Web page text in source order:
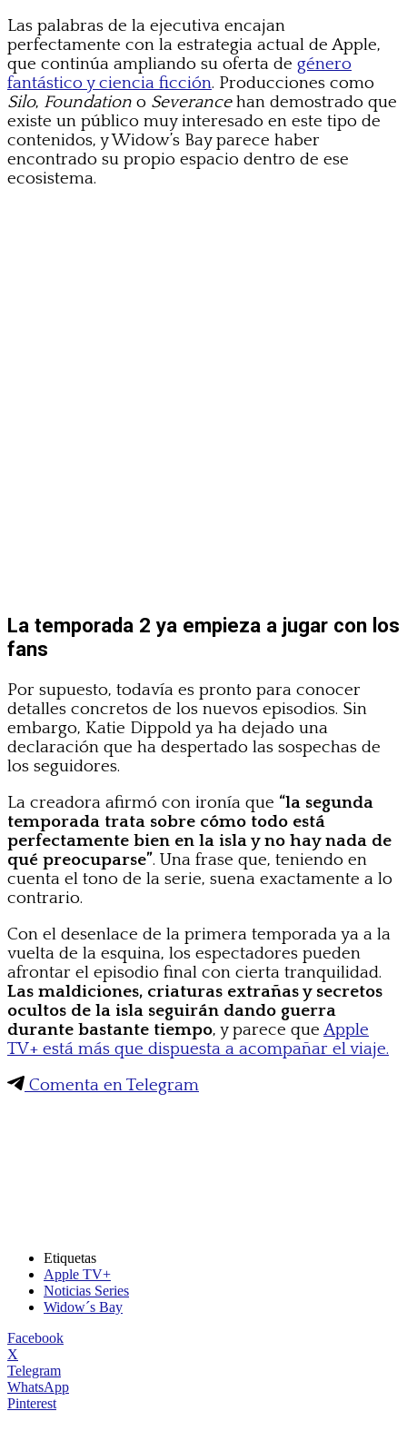
Las palabras de la ejecutiva encajan
perfectamente con la estrategia actual de Apple,
que continúa ampliando su oferta de género
fantástico y ciencia ficción. Producciones como
Silo, Foundation o Severancehan demostrado que
existe un público muy interesado en este tipo de
contenidos, y Widow’s Bay parece haber
encontrado su propio espacio dentro de ese
ecosistema.
La temporada 2 ya empieza a jugar con los
fans
Por supuesto, todavía es pronto para conocer
detalles concretos de los nuevos episodios. Sin
embargo, Katie Dippold ya ha dejado una
declaración que ha despertado las sospechas de
los seguidores.
La creadora afirmó con ironía que “la segunda
temporada trata sobre cómo todo está
perfectamente bien en la isla y no hay nada de
qué preocuparse”. Una frase que, teniendo en
cuenta el tono de la serie, suena exactamente a lo
contrario.
Con el desenlace de la primera temporada ya a la
vuelta de la esquina, los espectadores pueden
afrontar el episodio final con cierta tranquilidad.
Las maldiciones, criaturas extrañas y secretos
ocultos de la isla seguirán dando guerra
durante bastante tiempo, y parece que Apple
TV+ está más que dispuesta a acompañar el viaje.
Comenta en Telegram
Etiquetas
Apple TV+
Noticias Series
Widow´s Bay
Facebook
X
Telegram
WhatsApp
Pinterest